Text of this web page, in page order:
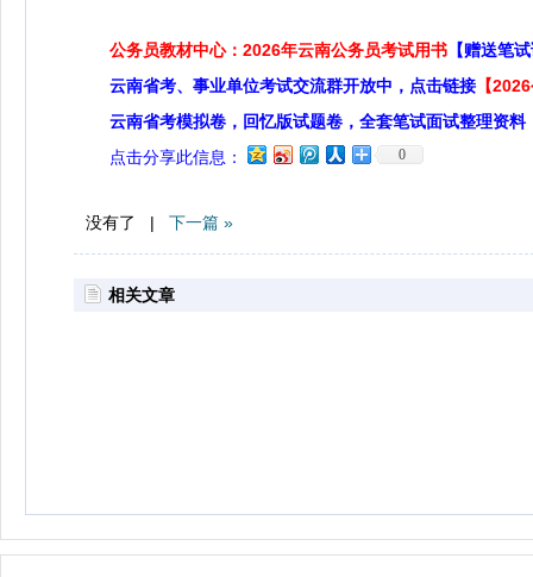
公务员教材中心：2026年云南公务员考试用书 【赠送笔
云南省考、事业单位考试交流群开放中，点击链接 【
云南省考模拟卷，回忆版试题卷，全套笔试面试整理资料
点击分享此信息：
0
没有了 | 下一篇 »
相关文章